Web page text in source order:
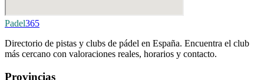
Padel365
Directorio de pistas y clubs de pádel en España. Encuentra el club
más cercano con valoraciones reales, horarios y contacto.
Provincias